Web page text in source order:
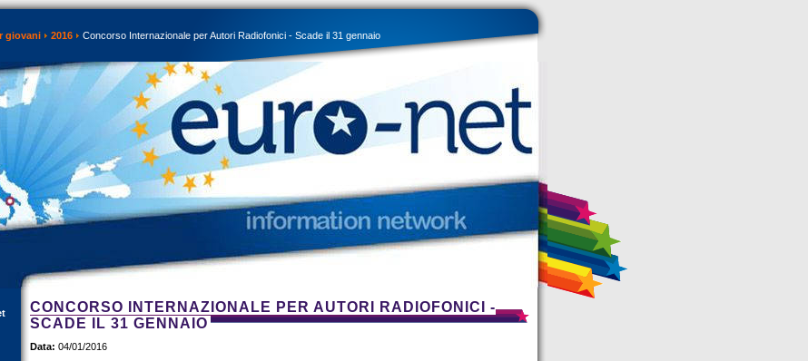
giovani 2016 Concorso Internazionale per Autori Radiofonici - Scade il 31 gennaio
CONCORSO INTERNAZIONALE PER AUTORI RADIOFONICI -
SCADE IL 31 GENNAIO
Data: 04/01/2016